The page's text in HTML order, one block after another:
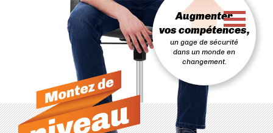
Augmenter
vos compétences,
un gage de sécurité
dans un monde en
changement.